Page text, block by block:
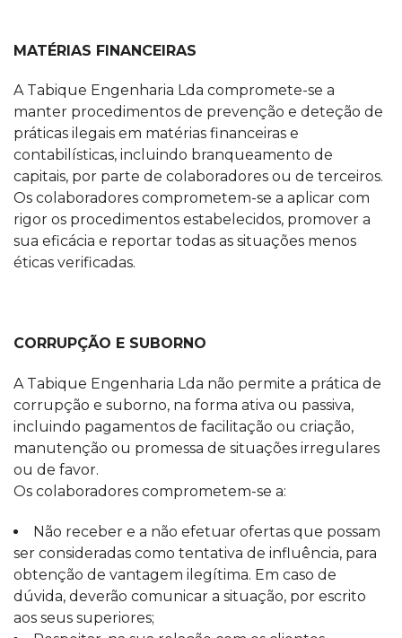
MATÉRIAS FINANCEIRAS
A Tabique Engenharia Lda compromete-se a
manter procedimentos de prevenção e deteção de
práticas ilegais em matérias financeiras e
contabilísticas, incluindo branqueamento de
capitais, por parte de colaboradores ou de terceiros.
Os colaboradores comprometem-se a aplicar com
rigor os procedimentos estabelecidos, promover a
sua eficácia e reportar todas as situações menos
éticas verificadas.
CORRUPÇÃO E SUBORNO
A Tabique Engenharia Lda não permite a prática de
corrupção e suborno, na forma ativa ou passiva,
incluindo pagamentos de facilitação ou criação,
manutenção ou promessa de situações irregulares
ou de favor.
Os colaboradores comprometem-se a:
Não receber e a não efetuar ofertas que possam
ser consideradas como tentativa de influência, para
obtenção de vantagem ilegítima. Em caso de
dúvida, deverão comunicar a situação, por escrito
aos seus superiores;